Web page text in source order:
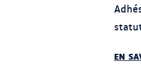
EN